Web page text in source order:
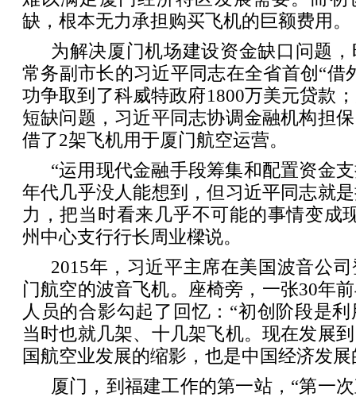
缺，根本无力承担购买飞机的巨额费用。
为解决厦门机场建设资金缺口问题
常务副市长的习近平同志在全省首创“借
功争取到了科威特政府1800万美元贷款
短缺问题，习近平同志协调金融机构担
借了2架飞机用于厦门航空运营。
“运用现代金融手段筹集和配置资金
年代几乎没人能想到，但习近平同志就
力，把当时看来几乎不可能的事情变成
州中心支行行长周业樑说。
2015年，习近平主席在美国波音公
门航空的波音飞机。座椅旁，一张30年
人员的合影勾起了回忆：“初创阶段是
当时也就几架、十几架飞机。现在发展
国航空业发展的缩影，也是中国经济发展
厦门，到福建工作的第一站，“第一